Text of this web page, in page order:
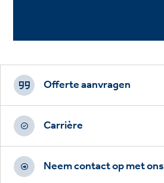
Footer
CTAs
Offerte aanvragen
Carrière
Neem contact op met ons